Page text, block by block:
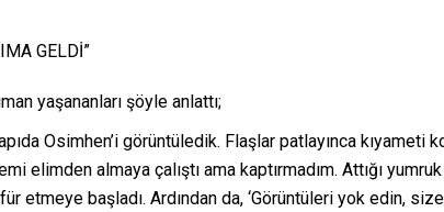
GELDİ”
yaşananları şöyle anlattı;
Osimhen’i görüntüledik. Flaşlar patlayınca kıyameti
elimden almaya çalıştı ama kaptırmadım. Attığı
etmeye başladı. Ardından da, ‘Görüntüleri yok edin,